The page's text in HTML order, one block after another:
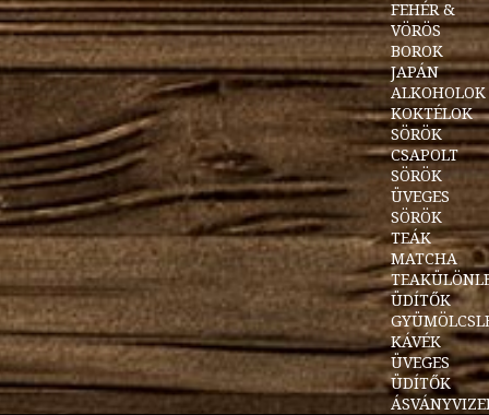
FEHÉR &
VÖRÖS
BOROK
JAPÁN
ALKOHOLOK
KOKTÉLOK
SÖRÖK
CSAPOLT
SÖRÖK
ÜVEGES
SÖRÖK
TEÁK
MATCHA
ÜDÍTŐK
KÁVÉK
ÜVEGES
ÜDÍTŐK